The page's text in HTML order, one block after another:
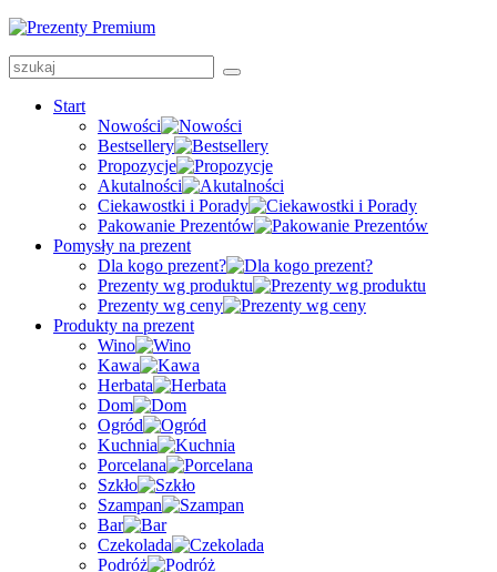
Start
Nowości
Bestsellery
Propozycje
Akutalności
Ciekawostki i Porady
Pakowanie Prezentów
Pomysły na prezent
Dla kogo prezent?
Prezenty wg produktu
Prezenty wg ceny
Produkty na prezent
Wino
Kawa
Herbata
Dom
Ogród
Kuchnia
Porcelana
Szkło
Szampan
Bar
Czekolada
Podróż